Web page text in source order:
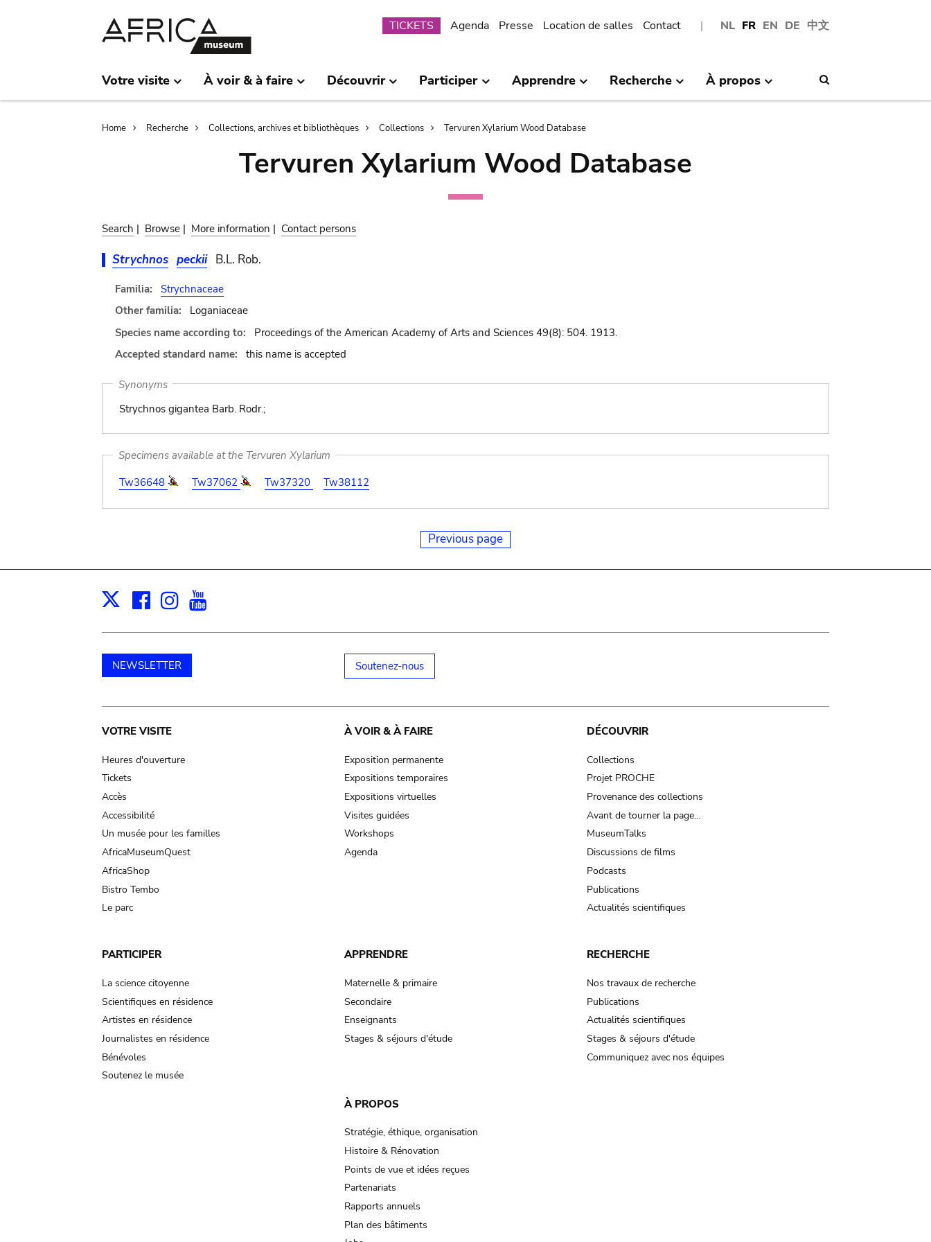
NL FR EN DE 中文
Submenu
TICKETS Agenda Presse Location de salles Contact
Votre visite À voir & à faire Découvrir Participer Apprendre Recherche À propos
Breadcrumb
Home Recherche Collections, archives et bibliothèques Collections Tervuren Xylarium Wood Database
Tervuren Xylarium Wood Database
Search | Browse | More information | Contact persons
Strychnos peckii B.L. Rob.
Familia:
Strychnaceae
Other familia:
Loganiaceae
Species name according to:
Proceedings of the American Academy of Arts and Sciences 49(8): 504. 1913.
Accepted standard name:
this name is accepted
Synonyms
Strychnos gigantea Barb. Rodr.;
Specimens available at the Tervuren Xylarium
Tw36648
Tw37062 Tw37320 Tw38112
Previous page
X Facebook
Instagram
NEWSLETTER Soutenez-nous
Main
navigation
VOTRE VISITE
Heures d'ouverture
Tickets
Accès
Accessibilité
Un musée pour les familles
AfricaMuseumQuest
AfricaShop
Bistro Tembo
Le parc
À VOIR & À FAIRE
Exposition permanente
Expositions temporaires
Expositions virtuelles
Visites guidées
Workshops
Agenda
DÉCOUVRIR
Collections
Projet PROCHE
Provenance des collections
Avant de tourner la page…
MuseumTalks
Discussions de films
Podcasts
Publications
Actualités scientifiques
PARTICIPER
La science citoyenne
Scientifiques en résidence
Artistes en résidence
Journalistes en résidence
Bénévoles
Soutenez le musée
APPRENDRE
Maternelle & primaire
Secondaire
Enseignants
Stages & séjours d'étude
RECHERCHE
Nos travaux de recherche
Publications
Actualités scientifiques
Stages & séjours d'étude
Communiquez avec nos équipes
À PROPOS
Stratégie, éthique, organisation
Histoire & Rénovation
Points de vue et idées reçues
Partenariats
Rapports annuels
Plan des bâtiments